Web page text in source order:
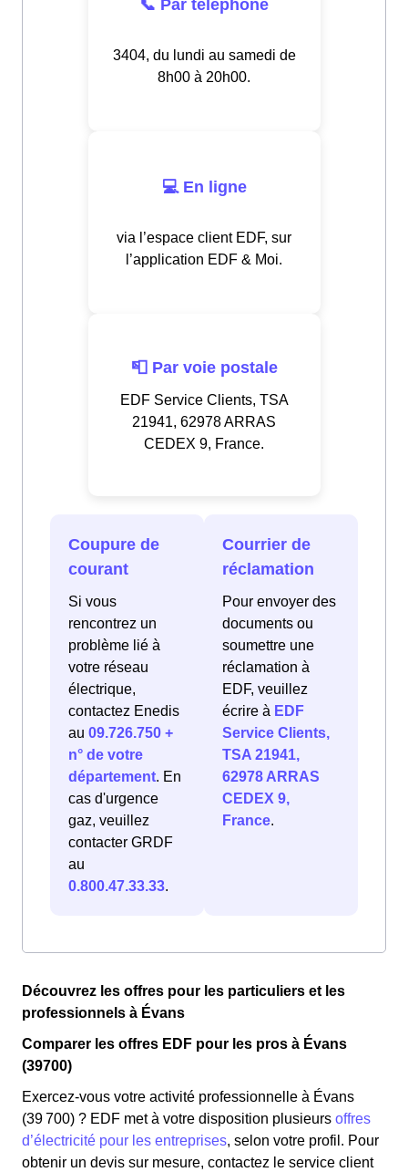
📞 Par téléphone
3404, du lundi au samedi de
8h00 à 20h00.
💻 En ligne
via l’espace client EDF, sur
l’application EDF & Moi.
📮 Par voie postale
EDF Service Clients, TSA
21941, 62978 ARRAS
CEDEX 9, France.
Coupure de
courant
Si vous
rencontrez un
problème lié à
votre réseau
électrique,
contactez Enedis
au 09.726.750 +
n° de votre
département. En
cas d'urgence
gaz, veuillez
contacter GRDF
au
0.800.47.33.33.
Courrier de
réclamation
Pour envoyer des
documents ou
soumettre une
réclamation à
EDF, veuillez
écrire à EDF
Service Clients,
TSA 21941,
62978 ARRAS
CEDEX 9,
France.
Découvrez les offres pour les particuliers et les
professionnels à Évans
Comparer les offres EDF pour les pros à Évans
(39700)
Exercez-vous votre activité professionnelle à Évans
(39 700) ? EDF met à votre disposition plusieurs offres
d’électricité pour les entreprises, selon votre profil. Pour
obtenir un devis sur mesure, contactez le service client